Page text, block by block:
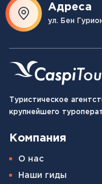
Адреса
ул. Бен
Туристическое
крупнейшего
Компания
О нас
Наши гиды